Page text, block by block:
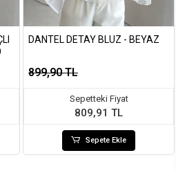
DANTEL DETAY BLUZ - BEYAZ
899,90 TL
Sepetteki Fiyat
809,91 TL
Sepete Ekle